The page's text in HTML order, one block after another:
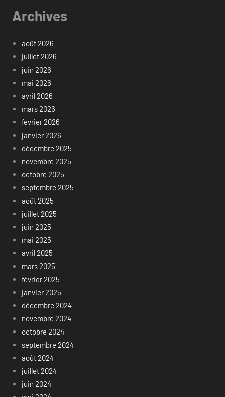
Archives
août 2026
juillet 2026
juin 2026
mai 2026
avril 2026
mars 2026
février 2026
janvier 2026
décembre 2025
novembre 2025
octobre 2025
septembre 2025
août 2025
juillet 2025
juin 2025
mai 2025
avril 2025
mars 2025
février 2025
janvier 2025
décembre 2024
novembre 2024
octobre 2024
septembre 2024
août 2024
juillet 2024
juin 2024